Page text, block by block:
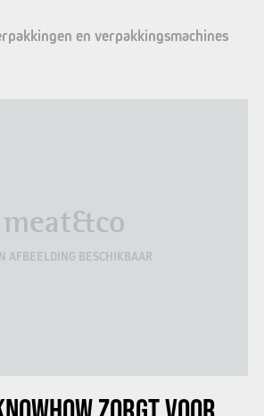
en verpakkingsmachines
meat&co
AFBEELDING BESCHIKBAAR